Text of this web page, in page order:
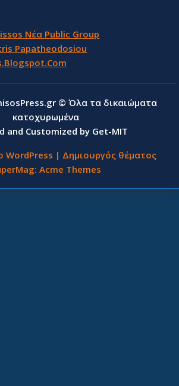
Νέα Public Group
Papatheodosiou
© Όλα τα δικαιώματα
κατοχυρωμένα
and Customized by Get-MIT
WordPress | Δημιουργός θέματος
Acme Themes